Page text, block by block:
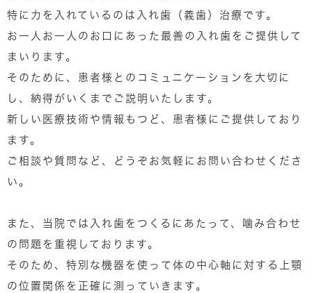
特に力を入れているのは入れ歯（義歯）治療です。
お一人お一人のお口にあった最善の入れ歯をご提供して
まいります。
そのために、患者様とのコミュニケーションを大切に
し、納得がいくまでご説明いたします。
新しい医療技術や情報もつど、患者様にご提供しており
ます。
ご相談や質問など、どうぞお気軽にお問い合わせくださ
い。
また、当院では入れ歯をつくるにあたって、噛み合わせ
の問題を重視しております。
そのため、特別な機器を使って体の中心軸に対する上顎
の位置関係を正確に測っていきます。